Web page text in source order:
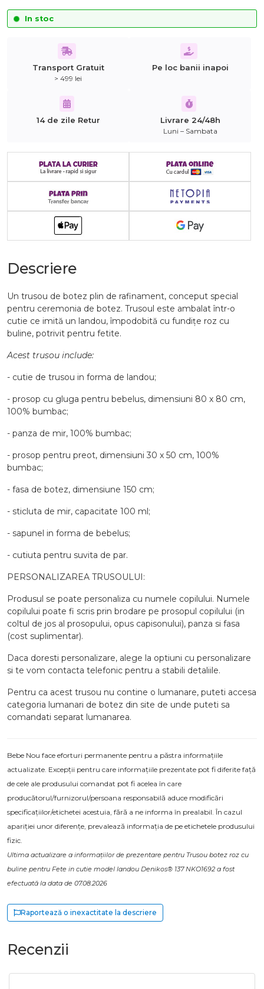
In stoc
Transport Gratuit
> 499 lei
Pe loc banii inapoi
14 de zile Retur Livrare 24/48h
Luni – Sambata
Descriere
Un trusou de botez plin de rafinament, conceput special
pentru ceremonia de botez. Trusoul este ambalat într-o
cutie ce imită un landou, împodobită cu fundițe roz cu
buline, potrivit pentru fetite.
Acest trusou include:
- cutie de trusou in forma de landou;
- prosop cu gluga pentru bebelus, dimensiuni 80 x 80 cm,
100% bumbac;
- panza de mir, 100% bumbac;
- prosop pentru preot, dimensiuni 30 x 50 cm, 100%
bumbac;
- fasa de botez, dimensiune 150 cm;
- sticluta de mir, capacitate 100 ml;
- sapunel in forma de bebelus;
- cutiuta pentru suvita de par.
PERSONALIZAREA TRUSOULUI:
Produsul se poate personaliza cu numele copilului. Numele
copilului poate fi scris prin brodare pe prosopul copilului (in
coltul de jos al prosopului, opus capisonului), panza si fasa
(cost suplimentar).
Daca doresti personalizare, alege la optiuni cu personalizare
si te vom contacta telefonic pentru a stabili detaliile.
Pentru ca acest trusou nu contine o lumanare, puteti accesa
categoria lumanari de botez din site de unde puteti sa
comandati separat lumanarea.
Bebe Nou face eforturi permanente pentru a păstra informațiile
actualizate. Excepții pentru care informațiile prezentate pot fi diferite față
de cele ale produsului comandat pot fi acelea în care
producătorul/furnizorul/persoana responsabilă aduce modificări
specificațiilor/etichetei acestuia, fără a ne informa în prealabil. În cazul
apariției unor diferențe, prevalează informația de pe etichetele produsului
fizic.
Ultima actualizare a informațiilor de prezentare pentru Trusou botez roz cu
buline pentru Fete in cutie model landou Denikos® 137 NKO1692 a fost
efectuată la data de 07.08.2026
Raportează o inexactitate la descriere
Recenzii